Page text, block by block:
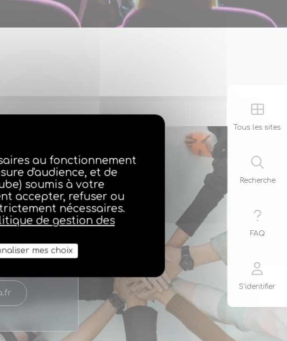
Tous les sites
Recherche
FAQ
S'identifier
agéa
au fonctionnement
d'audience, et de
soumis à votre
accepter, refuser ou
nécessaires.
de gestion des
mes choix